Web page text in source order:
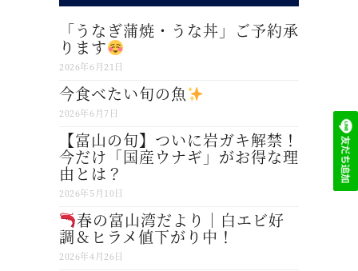
「うなぎ蒲焼・うな丼」ご予約承
ります
2026年6月21日
今食べたい旬の魚
2026年6月7日
【富山の旬】ついに岩ガキ解禁！
今だけ「国産ウナギ」がお得な理
由とは？
2026年5月10日
春の富山湾だより｜白エビ好
調＆ヒラメ値下がり中！
2026年4月26日